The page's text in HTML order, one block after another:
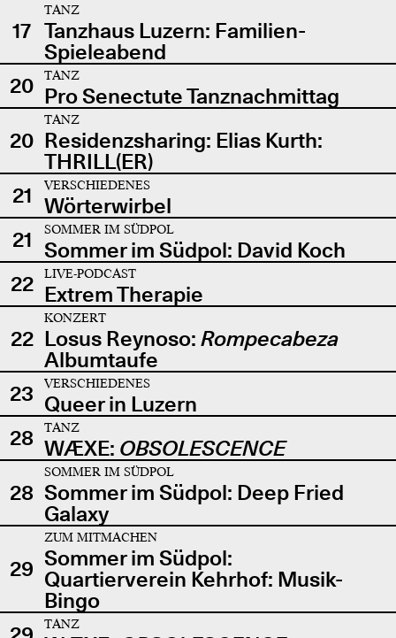
17
TANZ
Tanzhaus Luzern: Familien-
Spieleabend
20
TANZ
Pro Senectute Tanznachmittag
20
TANZ
Residenzsharing: Elias Kurth:
THRILL(ER)
21
VERSCHIEDENES
Wörterwirbel
21
SOMMER IM SÜDPOL
Sommer im Südpol: David Koch
22
LIVE-PODCAST
Extrem Therapie
22
KONZERT
Losus Reynoso: Rompecabeza
Albumtaufe
23
VERSCHIEDENES
Queer in Luzern
28
TANZ
WÆXE: OBSOLESCENCE
28
SOMMER IM SÜDPOL
Sommer im Südpol: Deep Fried
Galaxy
29
ZUM MITMACHEN
Sommer im Südpol:
Quartierverein Kehrhof: Musik-
Bingo
TANZ